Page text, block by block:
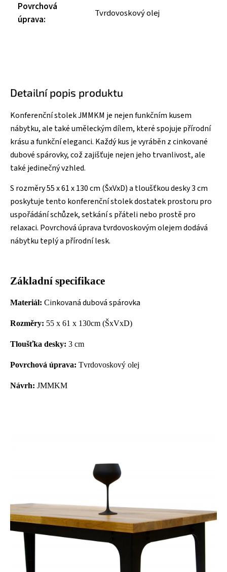
Povrchová
úprava:
Tvrdovoskový olej
Detailní popis produktu
Konferenční stolek JMMKM je nejen funkčním kusem
nábytku, ale také uměleckým dílem, které spojuje přírodní
krásu a funkční eleganci. Každý kus je vyráběn z cinkované
dubové spárovky, což zajišťuje nejen jeho trvanlivost, ale
také jedinečný vzhled.
S rozměry 55 x 61 x 130 cm (ŠxVxD) a tloušťkou desky 3 cm
poskytuje tento konferenční stolek dostatek prostoru pro
uspořádání schůzek, setkání s přáteli nebo prostě pro
relaxaci. Povrchová úprava tvrdovoskovým olejem dodává
nábytku teplý a přírodní lesk.
Základní specifikace
Materiál: Cinkovaná dubová spárovka
Rozměry: 55 x 61 x 130cm (ŠxVxD)
Tloušťka desky: 3 cm
Povrchová úprava: Tvrdovoskový olej
Návrh: JMMKM